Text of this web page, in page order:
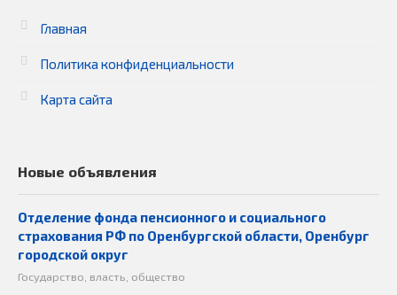
Главная
Политика конфиденциальности
Карта сайта
Новые объявления
Отделение фонда пенсионного и социального
страхования РФ по Оренбургской области, Оренбург
городской округ
Государство, власть, общество